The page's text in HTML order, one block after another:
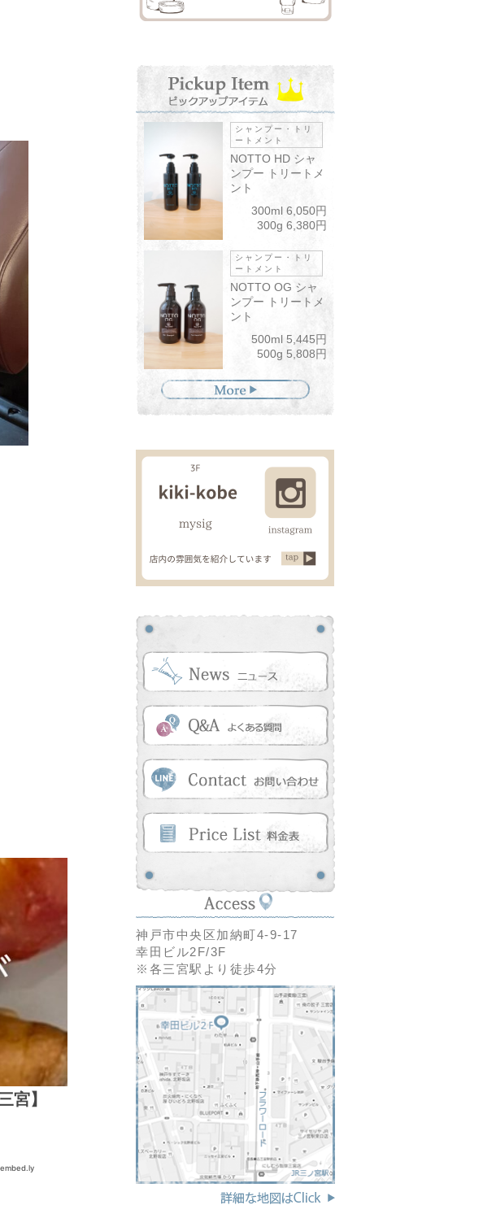
シャンプー・トリ
ートメント
NOTTO HD シャ
ンプー トリートメ
ント
300ml 6,050円
300g 6,380円
シャンプー・トリ
ートメント
NOTTO OG シャ
ンプー トリートメ
ント
500ml 5,445円
500g 5,808円
神戸市中央区加納町4-9-17
幸田ビル2F/3F
※各三宮駅より徒歩4分